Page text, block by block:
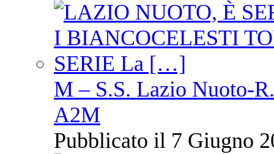
M – S.S. Lazio Nuoto-
A2M
Pubblicato il 7 Giugno